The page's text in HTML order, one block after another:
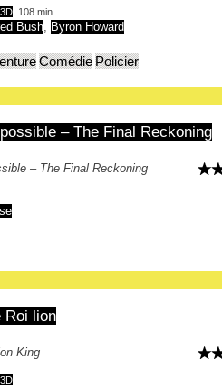
3D , 108 min
Bush, Byron Howard
ComédiePolicier
– The Final Reckoning
– The Final Reckoning
Roi lion
King
3D